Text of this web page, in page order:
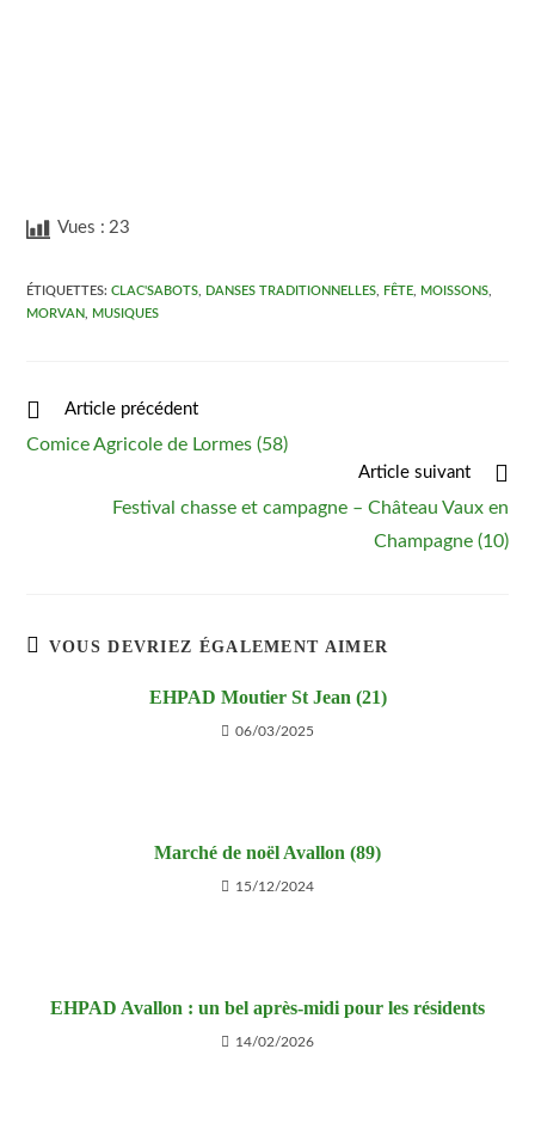
Vues : 23
ÉTIQUETTES:CLAC'SABOTS DANSES TRADITIONNELLES FÊTE MOISSONS
MORVAN
MUSIQUES
Article précédent
Comice Agricole de Lormes (58)
Article suivant
Festival chasse et campagne – Château Vaux en
Champagne (10)
VOUS DEVRIEZ ÉGALEMENT AIMER
EHPAD Moutier St Jean (21)
06/03/2025
Marché de noël Avallon (89)
15/12/2024
EHPAD Avallon : un bel après-midi pour les résidents
14/02/2026